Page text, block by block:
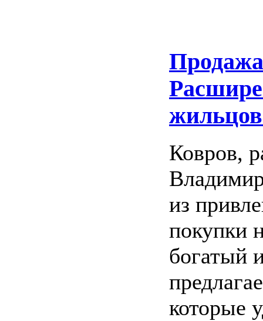
Ковров,
из
покупки
богатый
которые